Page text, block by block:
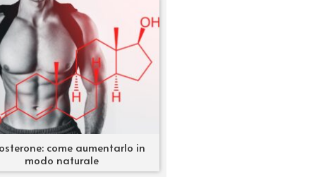
come aumentarlo in
modo naturale